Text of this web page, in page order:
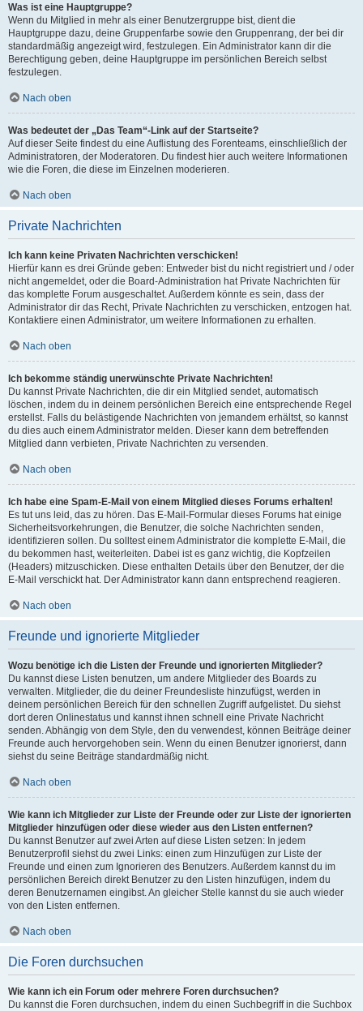
Was ist eine Hauptgruppe?
Wenn du Mitglied in mehr als einer Benutzergruppe bist, dient die
Hauptgruppe dazu, deine Gruppenfarbe sowie den Gruppenrang, der bei dir
standardmäßig angezeigt wird, festzulegen. Ein Administrator kann dir die
Berechtigung geben, deine Hauptgruppe im persönlichen Bereich selbst
festzulegen.
Nach oben
Was bedeutet der „Das Team“-Link auf der Startseite?
Auf dieser Seite findest du eine Auflistung des Forenteams, einschließlich der
Administratoren, der Moderatoren. Du findest hier auch weitere Informationen
wie die Foren, die diese im Einzelnen moderieren.
Nach oben
Private Nachrichten
Ich kann keine Privaten Nachrichten verschicken!
Hierfür kann es drei Gründe geben: Entweder bist du nicht registriert und / oder
nicht angemeldet, oder die Board-Administration hat Private Nachrichten für
das komplette Forum ausgeschaltet. Außerdem könnte es sein, dass der
Administrator dir das Recht, Private Nachrichten zu verschicken, entzogen hat.
Kontaktiere einen Administrator, um weitere Informationen zu erhalten.
Nach oben
Ich bekomme ständig unerwünschte Private Nachrichten!
Du kannst Private Nachrichten, die dir ein Mitglied sendet, automatisch
löschen, indem du in deinem persönlichen Bereich eine entsprechende Regel
erstellst. Falls du belästigende Nachrichten von jemandem erhältst, so kannst
du dies auch einem Administrator melden. Dieser kann dem betreffenden
Mitglied dann verbieten, Private Nachrichten zu versenden.
Nach oben
Ich habe eine Spam-E-Mail von einem Mitglied dieses Forums erhalten!
Es tut uns leid, das zu hören. Das E-Mail-Formular dieses Forums hat einige
Sicherheitsvorkehrungen, die Benutzer, die solche Nachrichten senden,
identifizieren sollen. Du solltest einem Administrator die komplette E-Mail, die
du bekommen hast, weiterleiten. Dabei ist es ganz wichtig, die Kopfzeilen
(Headers) mitzuschicken. Diese enthalten Details über den Benutzer, der die
E-Mail verschickt hat. Der Administrator kann dann entsprechend reagieren.
Nach oben
Freunde und ignorierte Mitglieder
Wozu benötige ich die Listen der Freunde und ignorierten Mitglieder?
Du kannst diese Listen benutzen, um andere Mitglieder des Boards zu
verwalten. Mitglieder, die du deiner Freundesliste hinzufügst, werden in
deinem persönlichen Bereich für den schnellen Zugriff aufgelistet. Du siehst
dort deren Onlinestatus und kannst ihnen schnell eine Private Nachricht
senden. Abhängig von dem Style, den du verwendest, können Beiträge deiner
Freunde auch hervorgehoben sein. Wenn du einen Benutzer ignorierst, dann
siehst du seine Beiträge standardmäßig nicht.
Nach oben
Wie kann ich Mitglieder zur Liste der Freunde oder zur Liste der ignorierten
Mitglieder hinzufügen oder diese wieder aus den Listen entfernen?
Du kannst Benutzer auf zwei Arten auf diese Listen setzen: In jedem
Benutzerprofil siehst du zwei Links: einen zum Hinzufügen zur Liste der
Freunde und einen zum Ignorieren des Benutzers. Außerdem kannst du im
persönlichen Bereich direkt Benutzer zu den Listen hinzufügen, indem du
deren Benutzernamen eingibst. An gleicher Stelle kannst du sie auch wieder
von den Listen entfernen.
Nach oben
Die Foren durchsuchen
Wie kann ich ein Forum oder mehrere Foren durchsuchen?
Du kannst die Foren durchsuchen, indem du einen Suchbegriff in die Suchbox